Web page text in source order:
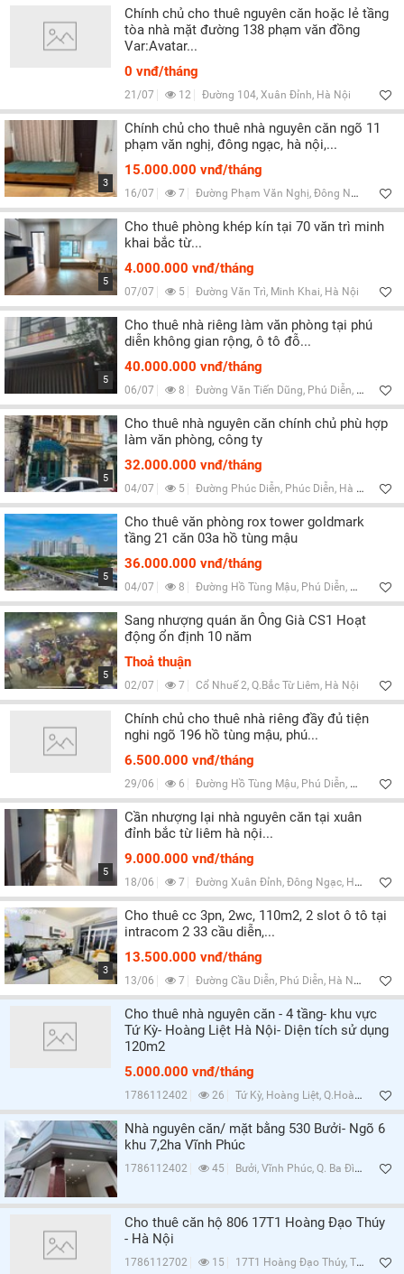
Chính chủ cho thuê nguyên căn hoặc lẻ tầng
tòa nhà mặt đường 138 phạm văn đồng
Var:Avatar...
0 vnđ/tháng
21/07 12 Đường 104, Xuân Đỉnh, Hà Nội
3
Chính chủ cho thuê nhà nguyên căn ngõ 11
phạm văn nghị, đông ngạc, hà nội,...
15.000.000 vnđ/tháng
16/07 7 Đường Phạm Văn Nghị, Đông Ngạc, Hà Nội
5
Cho thuê phòng khép kín tại 70 văn trì minh
khai bắc từ...
4.000.000 vnđ/tháng
07/07 5 Đường Văn Trì, Minh Khai, Hà Nội
5
Cho thuê nhà riêng làm văn phòng tại phú
diễn không gian rộng, ô tô đỗ...
40.000.000 vnđ/tháng
06/07 8 Đường Văn Tiến Dũng, Phú Diễn, Hà Nội
5
Cho thuê nhà nguyên căn chính chủ phù hợp
làm văn phòng, công ty
32.000.000 vnđ/tháng
04/07 5 Đường Phúc Diễn, Phúc Diễn, Hà Nội
5
Cho thuê văn phòng rox tower goldmark
tầng 21 căn 03a hồ tùng mậu
36.000.000 vnđ/tháng
04/07 8 Đường Hồ Tùng Mậu, Phú Diễn, Hà Nội
5
Sang nhượng quán ăn Ông Già CS1 Hoạt
động ổn định 10 năm
Thoả thuận
02/07 7 Cổ Nhuế 2, Q.Bắc Từ Liêm, Hà Nội
Chính chủ cho thuê nhà riêng đầy đủ tiện
nghi ngõ 196 hồ tùng mậu, phú...
6.500.000 vnđ/tháng
29/06 6 Đường Hồ Tùng Mậu, Phú Diễn, Hà Nội
5
Cần nhượng lại nhà nguyên căn tại xuân
đỉnh bắc từ liêm hà nội...
9.000.000 vnđ/tháng
18/06 7 Đường Xuân Đỉnh, Đông Ngạc, Hà Nội
3
Cho thuê cc 3pn, 2wc, 110m2, 2 slot ô tô tại
intracom 2 33 cầu diễn,...
13.500.000 vnđ/tháng
13/06 7 Đường Cầu Diễn, Phú Diễn, Hà Nội
Cho thuê nhà nguyên căn - 4 tầng- khu vực
Tứ Kỳ- Hoàng Liệt Hà Nội- Diện tích sử dụng
120m2
5.000.000 vnđ/tháng
1786112402 26 Tứ Kỳ, Hoàng Liệt, Q.Hoàng Mai, Hà Nội
Nhà nguyên căn/ mặt bằng 530 Bưởi- Ngõ 6
khu 7,2ha Vĩnh Phúc
1786112402 45 Bưởi, Vĩnh Phúc, Q. Ba Đình, Hà Nội
Cho thuê căn hộ 806 17T1 Hoàng Đạo Thúy
- Hà Nội
1786112702 15 17T1 Hoàng Đạo Thúy, Trung Hòa, Q.Cầu Giấy, Hà Nội